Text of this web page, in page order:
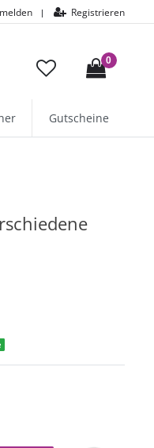
| Registrieren
0
Gutscheine